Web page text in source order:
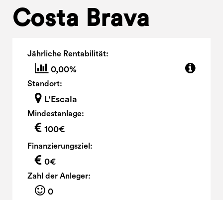
Costa Brava
Jährliche Rentabilität:
0,00%
Standort:
L'Escala
Mindestanlage:
100€
Finanzierungsziel:
0€
Zahl der Anleger:
0